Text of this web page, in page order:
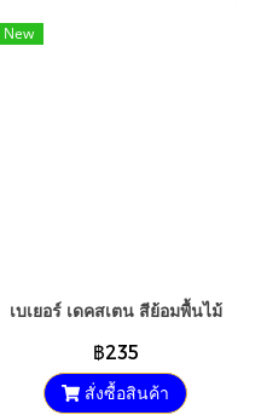
New
เบเยอร์ เดคสเตน สีย้อมพื้นไม้
฿235
สั่งซื้อสินค้า